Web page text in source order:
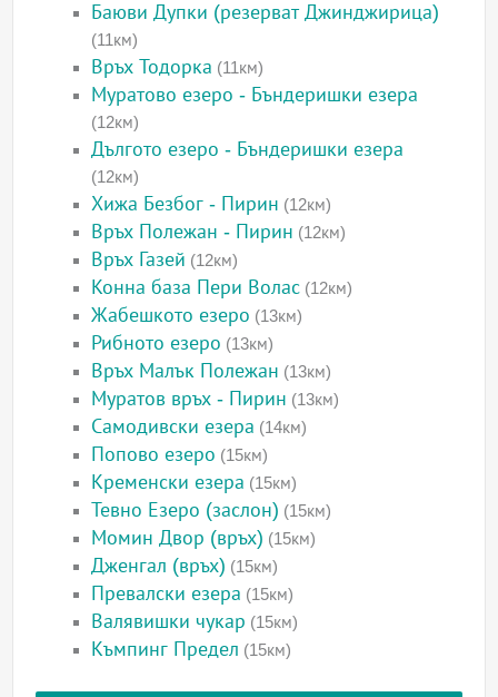
Баюви Дупки (резерват Джинджирица)
(11км)
Връх Тодорка (11км)
Муратово езеро - Бъндеришки езера
(12км)
Дългото езеро - Бъндеришки езера
(12км)
Хижа Безбог - Пирин (12км)
Връх Полежан - Пирин (12км)
Връх Газей (12км)
Конна база Пери Волас (12км)
Жабешкото езеро (13км)
Рибното езеро (13км)
Връх Малък Полежан (13км)
Муратов връх - Пирин (13км)
Самодивски езера (14км)
Попово езеро (15км)
Кременски езера (15км)
Тевно Езеро (заслон) (15км)
Момин Двор (връх) (15км)
Дженгал (връх) (15км)
Превалски езера (15км)
Валявишки чукар (15км)
Къмпинг Предел (15км)